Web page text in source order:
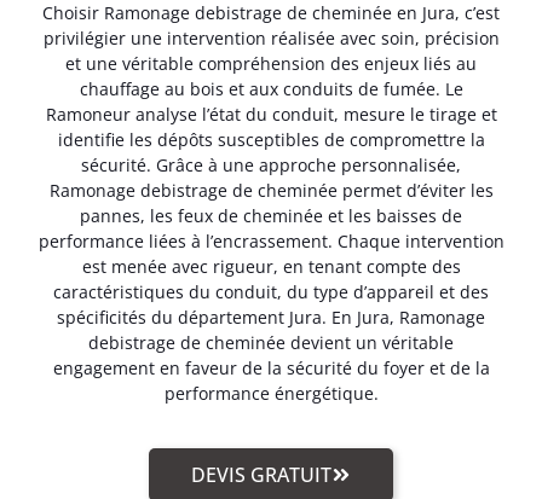
Choisir Ramonage debistrage de cheminée en Jura, c’est
privilégier une intervention réalisée avec soin, précision
et une véritable compréhension des enjeux liés au
chauffage au bois et aux conduits de fumée. Le
Ramoneur analyse l’état du conduit, mesure le tirage et
identifie les dépôts susceptibles de compromettre la
sécurité. Grâce à une approche personnalisée,
Ramonage debistrage de cheminée permet d’éviter les
pannes, les feux de cheminée et les baisses de
performance liées à l’encrassement. Chaque intervention
est menée avec rigueur, en tenant compte des
caractéristiques du conduit, du type d’appareil et des
spécificités du département Jura. En Jura, Ramonage
debistrage de cheminée devient un véritable
engagement en faveur de la sécurité du foyer et de la
performance énergétique.
DEVIS GRATUIT